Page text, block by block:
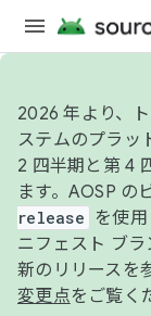
2026 年より、
ステムのプラッ
2 四半期と第 4
ます。AOSP の
release
を使用
ニフェスト ブ
新のリリースを
変更点をご覧く